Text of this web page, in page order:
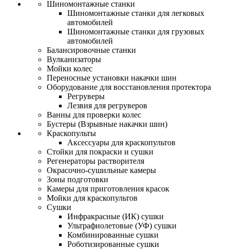
Шиномонтажные станки
Шиномонтажные станки для легковых
автомобилей
Шиномонтажные станки для грузовых
автомобилей
Балансировочные станки
Вулканизаторы
Мойки колес
Переносные установки накачки шин
Оборудование для восстановления протектора
Регруверы
Лезвия для регруверов
Ванны для проверки колес
Бустеры (Взрывные накачки шин)
Краскопульты
Аксессуары для краскопультов
Стойки для покраски и сушки
Регенераторы растворителя
Окрасочно-сушильные камеры
Зоны подготовки
Камеры для приготовления красок
Мойки для краскопультов
Сушки
Инфракрасные (ИК) сушки
Ультрафиолетовые (УФ) сушки
Комбинированные сушки
Роботизированные сушки